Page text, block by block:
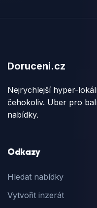
Doruceni.cz
Nejrychlejší hyper-
čehokoliv. Uber pro
nabídky.
Odkazy
Hledat nabídky
Vytvořit inzerát